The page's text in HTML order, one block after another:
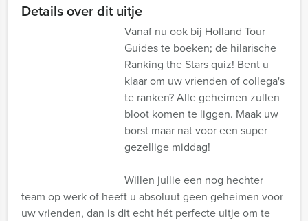
Details over dit uitje
Vanaf nu ook bij Holland Tour
Guides te boeken; de hilarische
Ranking the Stars quiz! Bent u
klaar om uw vrienden of collega's
te ranken? Alle geheimen zullen
bloot komen te liggen. Maak uw
borst maar nat voor een super
gezellige middag!
Willen jullie een nog hechter
team op werk of heeft u absoluut geen geheimen voor
uw vrienden, dan is dit echt hét perfecte uitje om te